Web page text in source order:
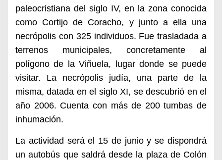
paleocristiana del siglo IV, en la zona conocida
como Cortijo de Coracho, y junto a ella una
necrópolis con 325 individuos. Fue trasladada a
terrenos municipales, concretamente al
polígono de la Viñuela, lugar donde se puede
visitar. La necrópolis judía, una parte de la
misma, datada en el siglo XI, se descubrió en el
año 2006. Cuenta con más de 200 tumbas de
inhumación.
La actividad será el 15 de junio y se dispondrá
un autobús que saldrá desde la plaza de Colón